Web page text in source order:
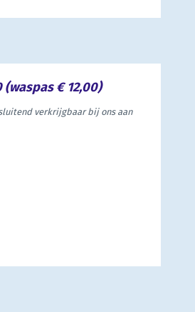
(waspas € 12,00)
verkrijgbaar bij ons aan